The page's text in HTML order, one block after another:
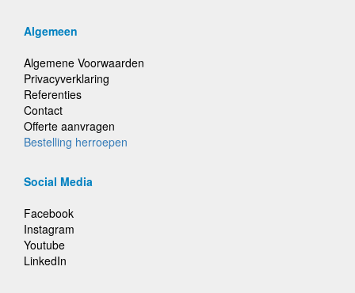
Algemeen
Algemene Voorwaarden
Privacyverklaring
Referenties
Contact
Offerte aanvragen
Bestelling herroepen
Social Media
Facebook
Instagram
Youtube
LinkedIn